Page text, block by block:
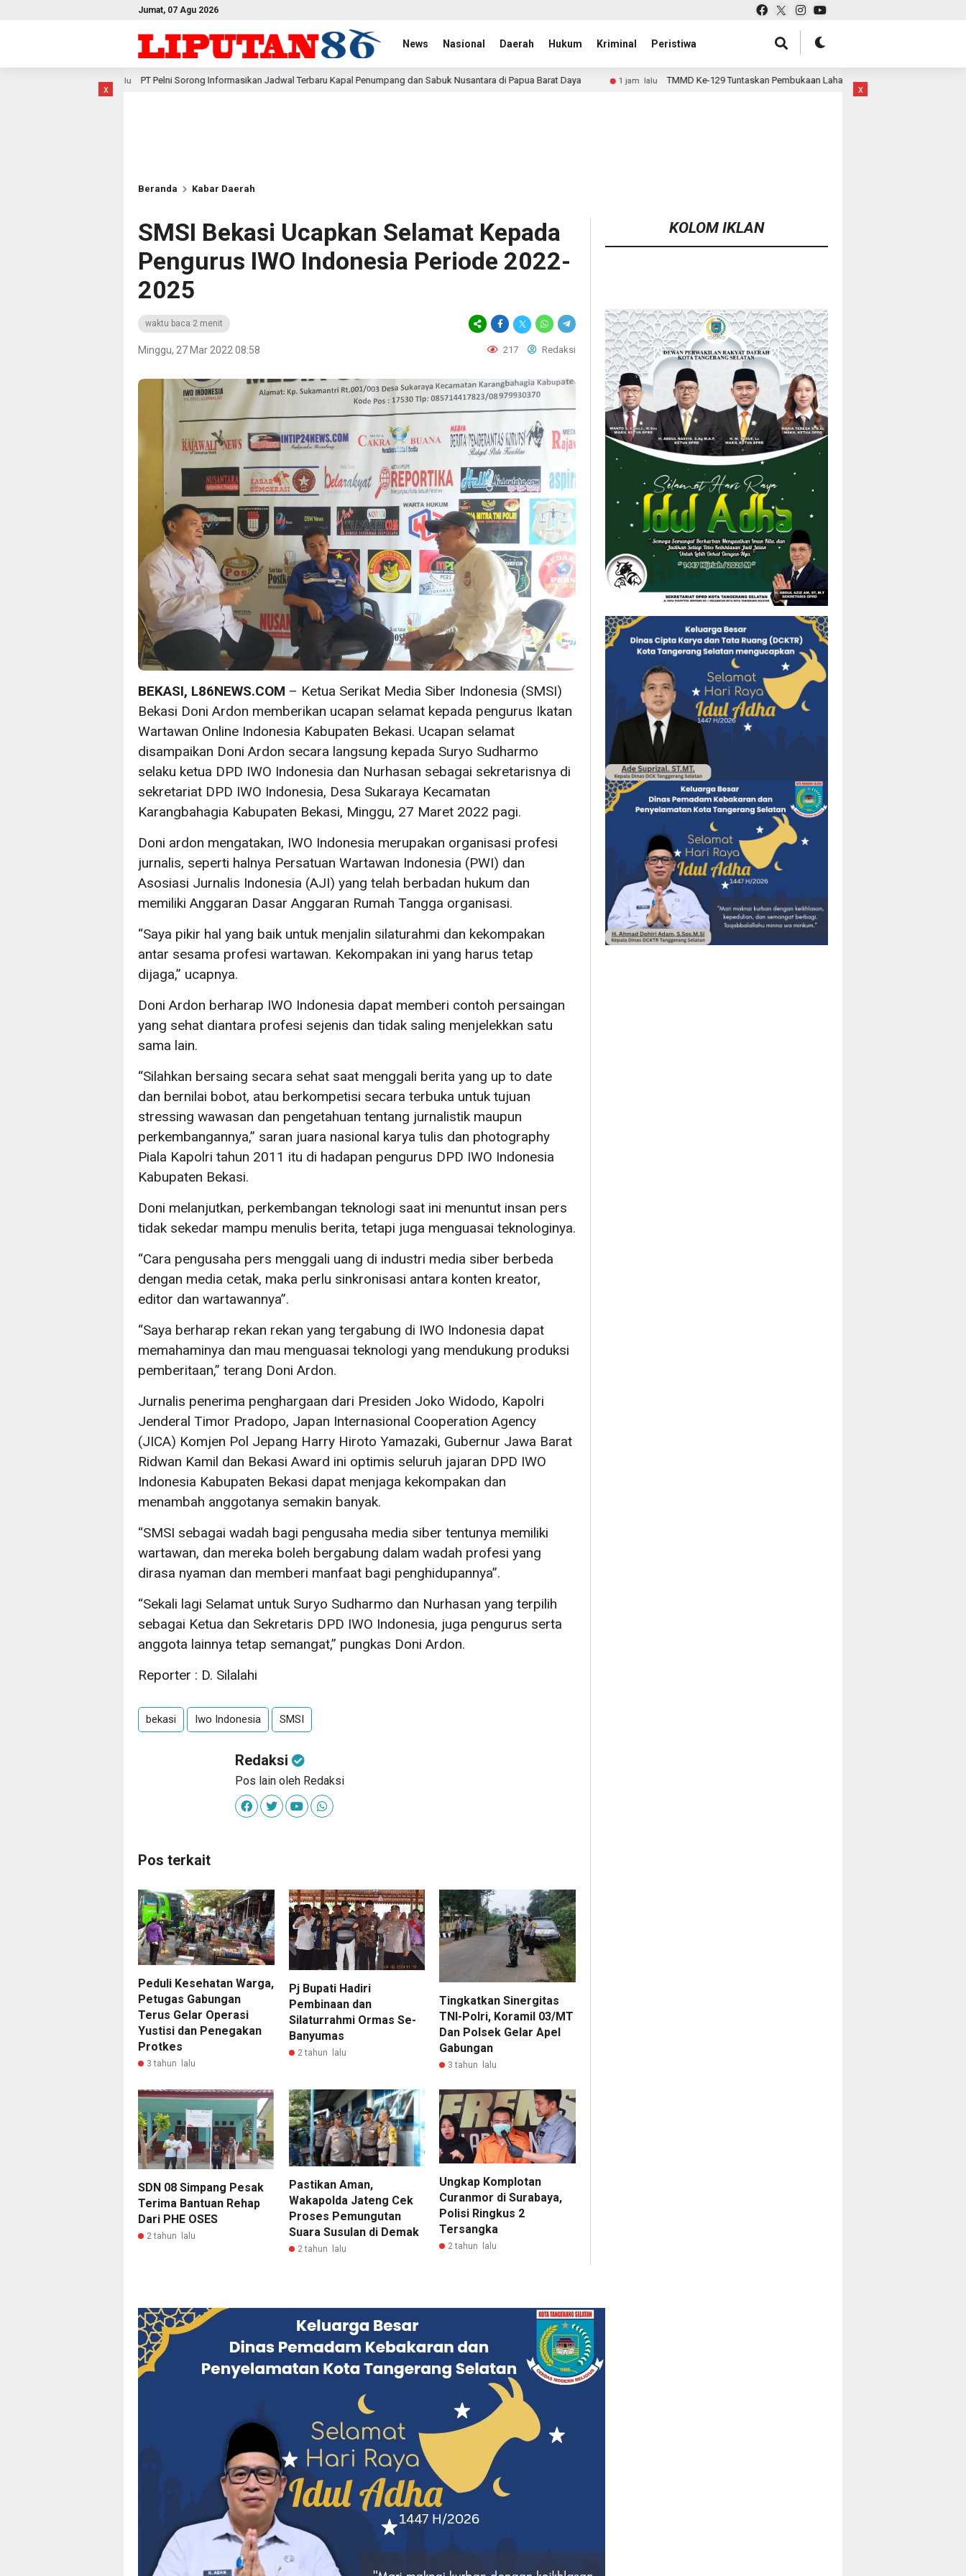
Jumat, 07 Agu 2026
News Nasional Daerah Hukum Kriminal Peristiwa
x
PT Pelni Sorong Informasikan Jadwal Terbaru Kapal Penumpang dan Sabuk Nusantara di Papua Barat Daya 1 jam lalu TMMD Ke-129 Tuntaskan Pembukaan Lahan 1 Hektar, Siap Ditanami untuk Perkuat Ketahanan
Beranda Kabar Daerah
SMSI Bekasi Ucapkan Selamat Kepada
Pengurus IWO Indonesia Periode 2022-
2025
waktu baca 2 menit
Minggu, 27 Mar 2022 08:58 217 Redaksi
BEKASI, L86NEWS.COM – Ketua Serikat Media Siber Indonesia (SMSI)
Bekasi Doni Ardon memberikan ucapan selamat kepada pengurus Ikatan
Wartawan Online Indonesia Kabupaten Bekasi. Ucapan selamat
disampaikan Doni Ardon secara langsung kepada Suryo Sudharmo
selaku ketua DPD IWO Indonesia dan Nurhasan sebagai sekretarisnya di
sekretariat DPD IWO Indonesia, Desa Sukaraya Kecamatan
Karangbahagia Kabupaten Bekasi, Minggu, 27 Maret 2022 pagi.
Doni ardon mengatakan, IWO Indonesia merupakan organisasi profesi
jurnalis, seperti halnya Persatuan Wartawan Indonesia (PWI) dan
Asosiasi Jurnalis Indonesia (AJI) yang telah berbadan hukum dan
memiliki Anggaran Dasar Anggaran Rumah Tangga organisasi.
“Saya pikir hal yang baik untuk menjalin silaturahmi dan kekompakan
antar sesama profesi wartawan. Kekompakan ini yang harus tetap
dijaga,” ucapnya.
Doni Ardon berharap IWO Indonesia dapat memberi contoh persaingan
yang sehat diantara profesi sejenis dan tidak saling menjelekkan satu
sama lain.
“Silahkan bersaing secara sehat saat menggali berita yang up to date
dan bernilai bobot, atau berkompetisi secara terbuka untuk tujuan
stressing wawasan dan pengetahuan tentang jurnalistik maupun
perkembangannya,” saran juara nasional karya tulis dan photography
Piala Kapolri tahun 2011 itu di hadapan pengurus DPD IWO Indonesia
Kabupaten Bekasi.
Doni melanjutkan, perkembangan teknologi saat ini menuntut insan pers
tidak sekedar mampu menulis berita, tetapi juga menguasai teknologinya.
“Cara pengusaha pers menggali uang di industri media siber berbeda
dengan media cetak, maka perlu sinkronisasi antara konten kreator,
editor dan wartawannya”.
“Saya berharap rekan rekan yang tergabung di IWO Indonesia dapat
memahaminya dan mau menguasai teknologi yang mendukung produksi
pemberitaan,” terang Doni Ardon.
Jurnalis penerima penghargaan dari Presiden Joko Widodo, Kapolri
Jenderal Timor Pradopo, Japan Internasional Cooperation Agency
(JICA) Komjen Pol Jepang Harry Hiroto Yamazaki, Gubernur Jawa Barat
Ridwan Kamil dan Bekasi Award ini optimis seluruh jajaran DPD IWO
Indonesia Kabupaten Bekasi dapat menjaga kekompakan dan
menambah anggotanya semakin banyak.
“SMSI sebagai wadah bagi pengusaha media siber tentunya memiliki
wartawan, dan mereka boleh bergabung dalam wadah profesi yang
dirasa nyaman dan memberi manfaat bagi penghidupannya”.
“Sekali lagi Selamat untuk Suryo Sudharmo dan Nurhasan yang terpilih
sebagai Ketua dan Sekretaris DPD IWO Indonesia, juga pengurus serta
anggota lainnya tetap semangat,” pungkas Doni Ardon.
Reporter : D. Silalahi
bekasi Iwo Indonesia SMSI
Redaksi
Pos lain oleh Redaksi
Pos terkait
Peduli Kesehatan Warga,
Petugas Gabungan
Terus Gelar Operasi
Yustisi dan Penegakan
Protkes
3 tahun lalu
Pj Bupati Hadiri
Pembinaan dan
Silaturrahmi Ormas Se-
Banyumas
2 tahun lalu
Tingkatkan Sinergitas
TNI-Polri, Koramil 03/MT
Dan Polsek Gelar Apel
Gabungan
3 tahun lalu
SDN 08 Simpang Pesak
Terima Bantuan Rehap
Dari PHE OSES
2 tahun lalu
Pastikan Aman,
Wakapolda Jateng Cek
Proses Pemungutan
Suara Susulan di Demak
2 tahun lalu
Ungkap Komplotan
Curanmor di Surabaya,
Polisi Ringkus 2
Tersangka
2 tahun lalu
KOLOM IKLAN
x